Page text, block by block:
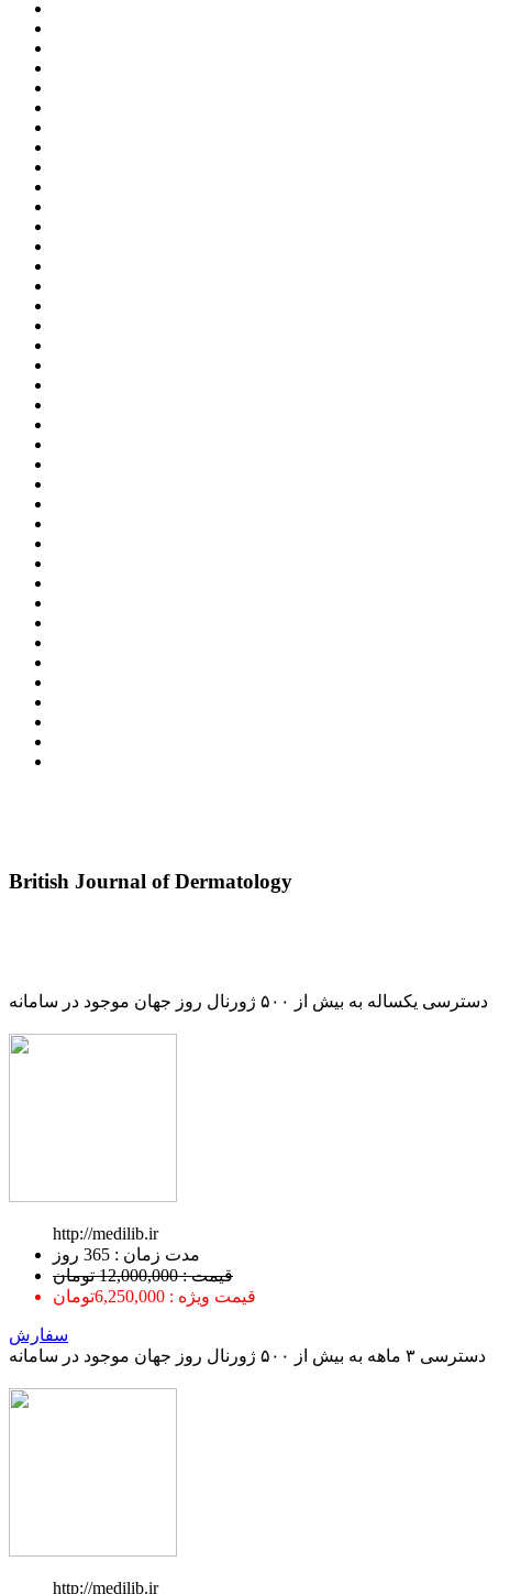
British Journal of Dermatology
دسترسی یکساله به بیش از ۵۰۰ ژورنال روز جهان موجود در سامانه
http://medilib.ir
ﻣﺪﺕ ﺯﻣﺎﻥ : 365 ﺭﻭﺯ
قیمت : 12,000,000 تومان
قیمت ویژه : 6,250,000تومان
سفارش
دسترسی ۳ ماهه به بیش از ۵۰۰ ژورنال روز جهان موجود در سامانه
http://medilib.ir